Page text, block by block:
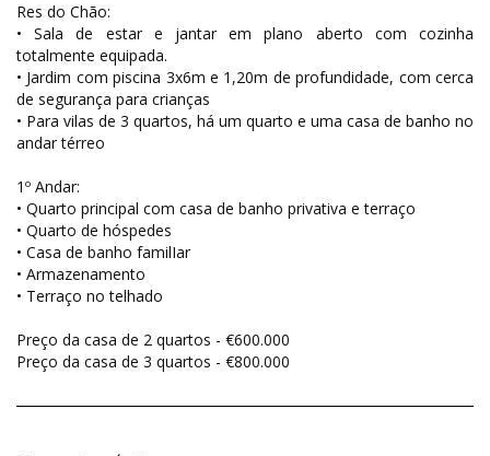
Res do Chão:
• Sala de estar e jantar em plano aberto com cozinha
totalmente equipada.
• Jardim com piscina 3x6m e 1,20m de profundidade, com cerca
de segurança para crianças
• Para vilas de 3 quartos, há um quarto e uma casa de banho no
andar térreo
1º Andar:
• Quarto principal com casa de banho privativa e terraço
• Quarto de hóspedes
• Casa de banho familIar
• Armazenamento
• Terraço no telhado
Preço da casa de 2 quartos - €600.000
Preço da casa de 3 quartos - €800.000